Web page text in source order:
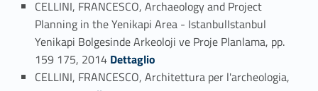
CELLINI, FRANCESCO, Archaeology and Project
Planning in the Yenikapi Area - IstanbulIstanbul
Yenikapi Bolgesinde Arkeoloji ve Proje Planlama, pp.
159 175, 2014 Link identifier #identifier_person_26981-51
Dettaglio
CELLINI, FRANCESCO, Architettura per l'archeologia,